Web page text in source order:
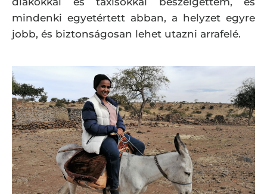
mindenki egyetértett abban, a helyzet egyre
jobb, és biztonságosan lehet utazni arrafelé.